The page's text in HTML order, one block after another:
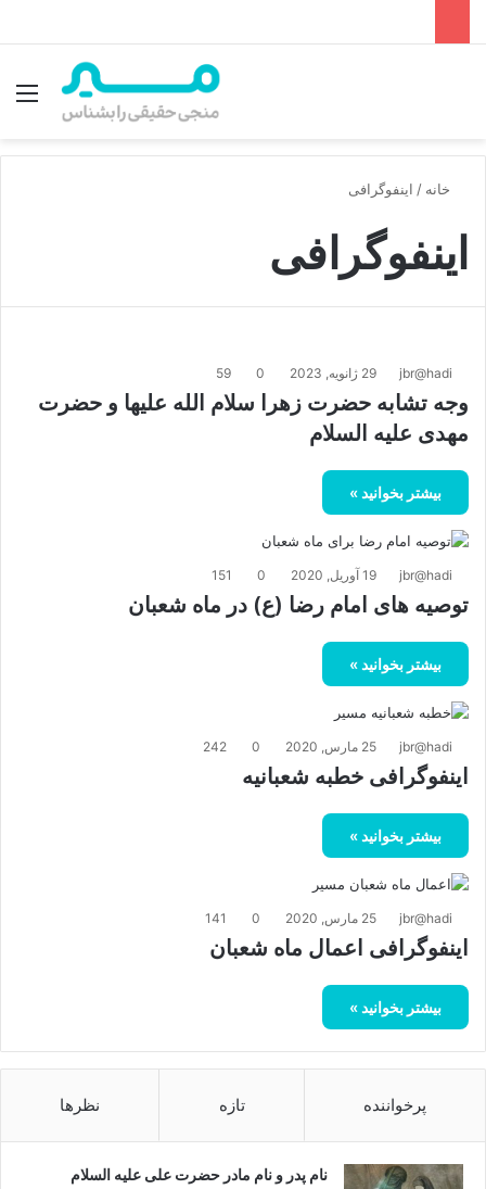
خانه / اینفوگرافی
اینفوگرافی
jbr@hadi 29 ژانویه, 2023 0
59
وجه تشابه حضرت زهرا سلام الله علیها و حضرت
مهدی علیه السلام
بیشتر بخوانید »
jbr@hadi 19 آوریل, 2020 0
151
توصیه های امام رضا (ع) در ماه شعبان
بیشتر بخوانید »
jbr@hadi 25 مارس, 2020 0
242
اینفوگرافی خطبه شعبانیه
بیشتر بخوانید »
jbr@hadi 25 مارس, 2020 0
141
اینفوگرافی اعمال ماه شعبان
بیشتر بخوانید »
پرخواننده تازه نظرها
نام پدر و نام مادر حضرت علی علیه السلام